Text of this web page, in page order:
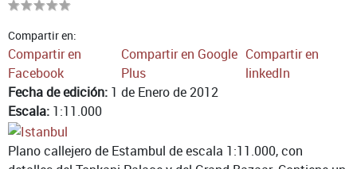
Compartir en:
Compartir en
Facebook
Compartir en Google
Plus
Compartir en
linkedIn
Fecha de edición: 1 de Enero de 2012
Escala: 1:11.000
Plano callejero de Estambul de escala 1:11.000, con